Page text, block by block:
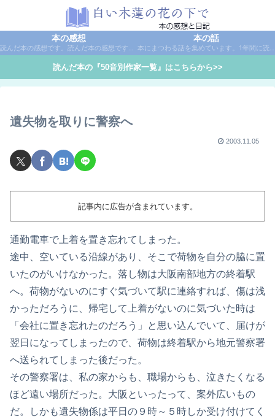
本の感想
読んだ本の感想です。読んだ本の感想です。本は作家名で50音別に分類しています。
本の話
本にまつわる話を集めています。1年間に読んだ本の総括や、本に関する話題など。
読んだ本の『50音別作家一覧』はこちらから>>
遺失物を取りに警察へ
2003.11.05
記事内に広告が含まれています。
通勤電車で上着を置き忘れてしまった。
途中、空いている沿線があり、そこで荷物を自分の脇に置
いたのがいけなかった。落し物は大阪南部地方の終着駅
へ。荷物がないのにすぐ気づいて駅に連絡すれば、傷は浅
かっただろうに、帰宅して上着がないのに気づいた時は
「会社に置き忘れたのだろう」と思い込んでいて、届けが
翌日になってしまったので、荷物は終着駅から地元警察署
へ送られてしまった後だった。
その警察署は、私の家からも、職場からも、泣きたくなる
ほど遠い場所だった。大阪といったって、案外広いもの
だ。しかも遺失物係は平日の９時～５時しか受け付けてく